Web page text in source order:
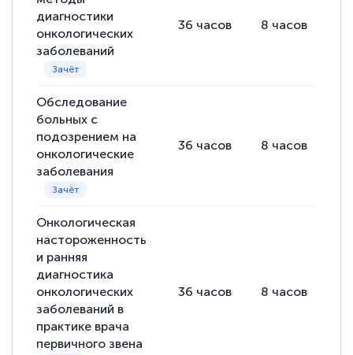
диагностики
онкологических
заболеваний
36 часов 8 часов
Обследование
больных с
подозрением на
онкологические
заболевания
36 часов 8 часов
Онкологическая
настороженность
и ранняя
диагностика
онкологических
заболеваний в
практике врача
первичного звена
36 часов 8 часов